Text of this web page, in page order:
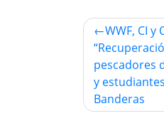
de
WWF, CI y
pescadores
y
Banderas